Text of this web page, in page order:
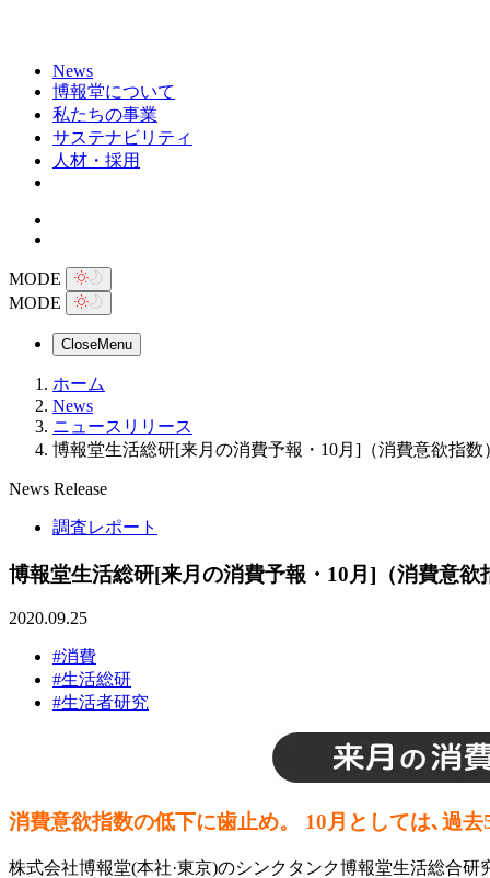
News
博報堂について
私たちの事業
サステナビリティ
人材・採用
MODE
MODE
CloseMenu
ホーム
News
ニュースリリース
博報堂生活総研[来月の消費予報・10月]（消費意欲指数
News Release
調査レポート
博報堂生活総研[来月の消費予報・10月]（消費意欲
2020.09.25
#消費
#生活総研
#生活者研究
消費意欲指数の低下に歯止め。 10月としては､過去
株式会社博報堂(本社·東京)のシンクタンク博報堂生活総合